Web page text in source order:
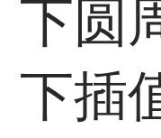
下圆
下插